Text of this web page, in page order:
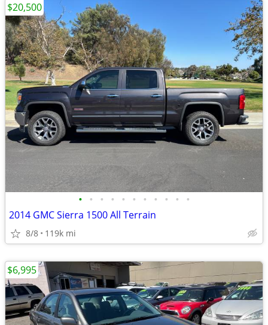
• • • • • • • • • • •
2014 GMC Sierra 1500 All Terrain
8/8 119k mi
$20,500
$6,995